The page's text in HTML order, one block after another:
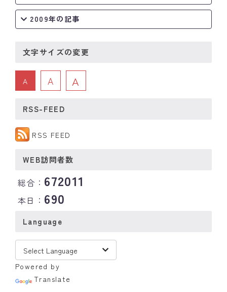
2009年の記事
文字サイズの変更
A A A
RSS-FEED
RSS FEED
WEB訪問者数
総合： 672011
本日： 690
Language
Powered by
Translate